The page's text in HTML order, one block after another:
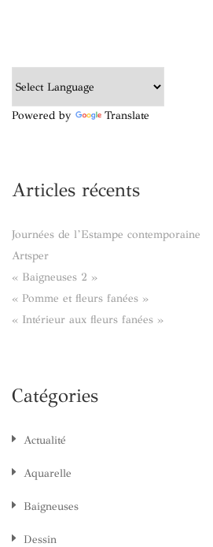
Powered by Translate
Articles récents
Journées de l’Estampe contemporaine
Artsper
« Baigneuses 2 »
« Pomme et fleurs fanées »
« Intérieur aux fleurs fanées »
Catégories
Actualité
Aquarelle
Baigneuses
Dessin